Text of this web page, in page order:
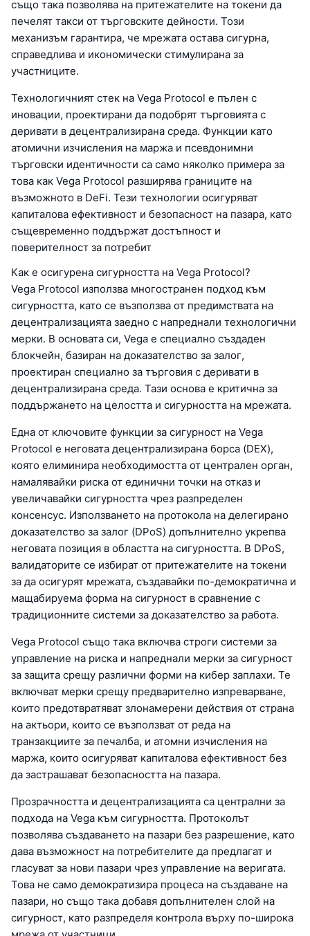
също така позволява на притежателите на токени да
печелят такси от търговските дейности. Този
механизъм гарантира, че мрежата остава сигурна,
справедлива и икономически стимулирана за
участниците.
Технологичният стек на Vega Protocol е пълен с
иновации, проектирани да подобрят търговията с
деривати в децентрализирана среда. Функции като
атомични изчисления на маржа и псевдонимни
търговски идентичности са само няколко примера за
това как Vega Protocol разширява границите на
възможното в DeFi. Тези технологии осигуряват
капиталова ефективност и безопасност на пазара, като
същевременно поддържат достъпност и
поверителност за потребит
Как е осигурена сигурността на Vega Protocol?
Vega Protocol използва многостранен подход към
сигурността, като се възползва от предимствата на
децентрализацията заедно с напреднали технологични
мерки. В основата си, Vega е специално създаден
блокчейн, базиран на доказателство за залог,
проектиран специално за търговия с деривати в
децентрализирана среда. Тази основа е критична за
поддържането на целостта и сигурността на мрежата.
Една от ключовите функции за сигурност на Vega
Protocol е неговата децентрализирана борса (DEX),
която елиминира необходимостта от централен орган,
намалявайки риска от единични точки на отказ и
увеличавайки сигурността чрез разпределен
консенсус. Използването на протокола на делегирано
доказателство за залог (DPoS) допълнително укрепва
неговата позиция в областта на сигурността. В DPoS,
валидаторите се избират от притежателите на токени
за да осигурят мрежата, създавайки по-демократична и
мащабируема форма на сигурност в сравнение с
традиционните системи за доказателство за работа.
Vega Protocol също така включва строги системи за
управление на риска и напреднали мерки за сигурност
за защита срещу различни форми на кибер заплахи. Те
включват мерки срещу предварително изпреварване,
които предотвратяват злонамерени действия от страна
на актьори, които се възползват от реда на
транзакциите за печалба, и атомни изчисления на
маржа, които осигуряват капиталова ефективност без
да застрашават безопасността на пазара.
Прозрачността и децентрализацията са централни за
подхода на Vega към сигурността. Протоколът
позволява създаването на пазари без разрешение, като
дава възможност на потребителите да предлагат и
гласуват за нови пазари чрез управление на веригата.
Това не само демократизира процеса на създаване на
пазари, но също така добавя допълнителен слой на
сигурност, като разпределя контрола върху по-широка